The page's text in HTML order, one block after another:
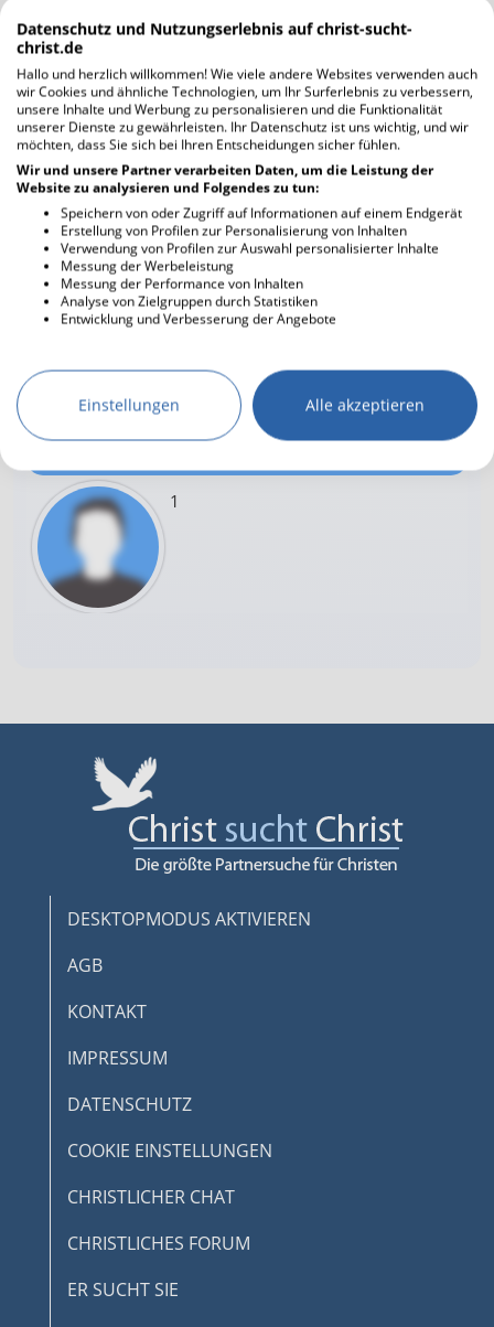
keine Tugend? Weil wir nicht einfach sind, weil unsere
Wünsche zu kompliziert sind, weil unser schwacher
Wille – der sich vom Angenehmen, Bequemen,
Unnötigen und oft von den Leidenschaften leiten
lässt – uns alles, was wir wollen, schwer macht…
Wenn wir wollten, könnten wir heilig sein; es ist viel
schwieriger, Ingenieur zu werden, als heilig zu sein.
Rafael Arnáiz Barón
„Weil sie sich nicht bekehrt hatten
Geistliche Schriften, 25.01.1937
Schreib auch du einen Kommentar
1
DESKTOPMODUS AKTIVIEREN
AGB
KONTAKT
IMPRESSUM
DATENSCHUTZ
COOKIE EINSTELLUNGEN
CHRISTLICHER CHAT
CHRISTLICHES FORUM
ER SUCHT SIE
Datenschutz und Nutzungserlebnis auf christ-sucht-
christ.de
Hallo und herzlich willkommen! Wie viele andere Websites verwenden auch
wir Cookies und ähnliche Technologien, um Ihr Surferlebnis zu verbessern,
unsere Inhalte und Werbung zu personalisieren und die Funktionalität
unserer Dienste zu gewährleisten. Ihr Datenschutz ist uns wichtig, und wir
möchten, dass Sie sich bei Ihren Entscheidungen sicher fühlen.
Wir und unsere Partner verarbeiten Daten, um die Leistung der
Website zu analysieren und Folgendes zu tun:
Speichern von oder Zugriff auf Informationen auf einem Endgerät
Erstellung von Profilen zur Personalisierung von Inhalten
Verwendung von Profilen zur Auswahl personalisierter Inhalte
Messung der Werbeleistung
Messung der Performance von Inhalten
Analyse von Zielgruppen durch Statistiken
Entwicklung und Verbesserung der Angebote
Einstellungen Alle akzeptieren